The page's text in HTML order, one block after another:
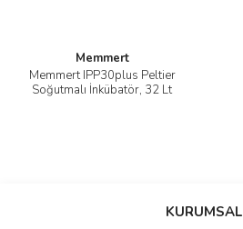
Memmert
Memmert IPP30plus Peltier
Soğutmalı İnkübatör, 32 Lt
KURUMSAL